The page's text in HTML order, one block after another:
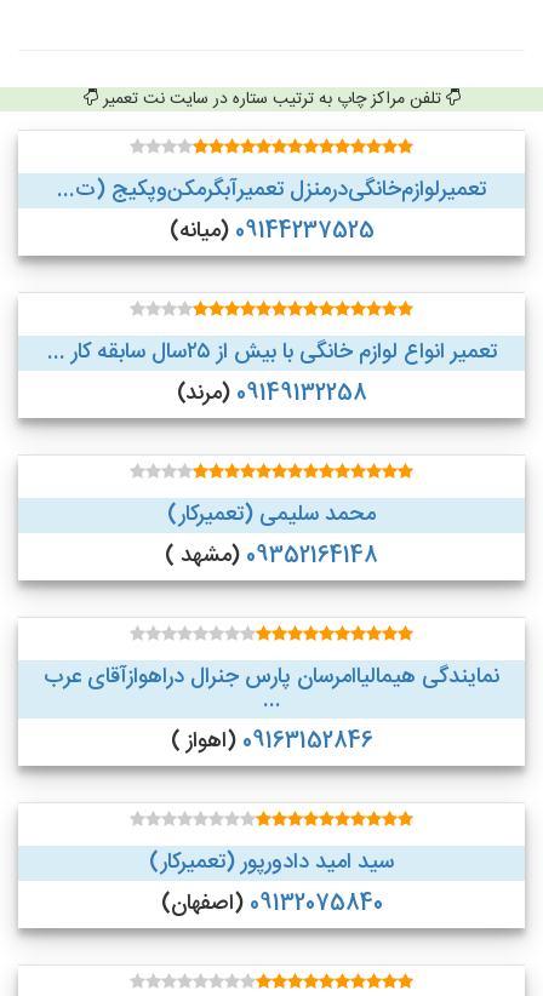
تلفن مراکز چاپ به ترتیب ستاره در سایت نت تعمیر
تعمیر‌لوازم‌‌خانگی‌در‌منزل‌ تعمیر‌آبگرمکن‌وپکیج (ت...
09144237525(میانه)
تعمیر انواع لوازم خانگی با بیش از ۲۵سال سابقه کار ...
09149132258(مرند)
محمد سلیمی (تعمیرکار)
09352164148(مشهد )
نمایندگی هیمالیاامرسان پارس جنرال دراهوازآقای عرب
...
09163152846(اهواز )
سید امید دادورپور (تعمیرکار)
09132075840(اصفهان)